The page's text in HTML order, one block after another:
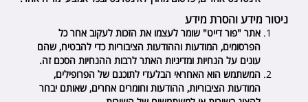
ניטור מידע והסרת מידע
אתר "פור דייט" שומר לעצמו את הזכות לעקוב אחר כל
הפרסומים, המודעות וההודעות הציבוריות כדי להבטיח, שהם
עונים על הנחיות ומדיניות האתר לרבות ההנחיות הסכם זה.
המשתמש הוא האחראי הבלעדי לתוכנם של הפרופילים,
המודעות הציבוריות, ההודעות וחומרים אחרים, שאותם יבחר